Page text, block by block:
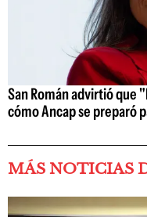
San Román advirtió que
cómo Ancap se preparó
MÁS NOTICIAS